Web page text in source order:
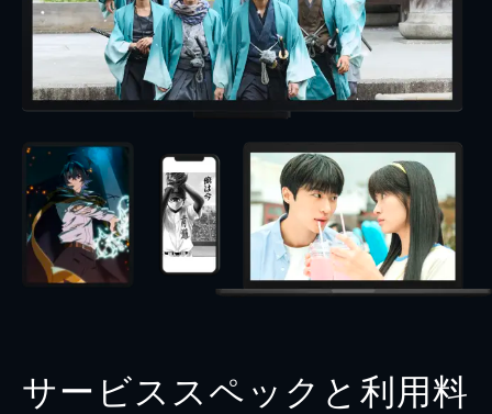
サービススペックと利用料